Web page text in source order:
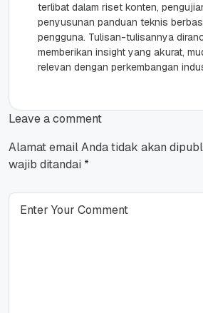
terlibat dalam riset konten,
penyusunan panduan teknis
pengguna. Tulisan-tulisannya
memberikan insight yang akurat,
relevan dengan perkembangan
Leave a comment
Alamat email Anda tidak akan
wajib ditandai *